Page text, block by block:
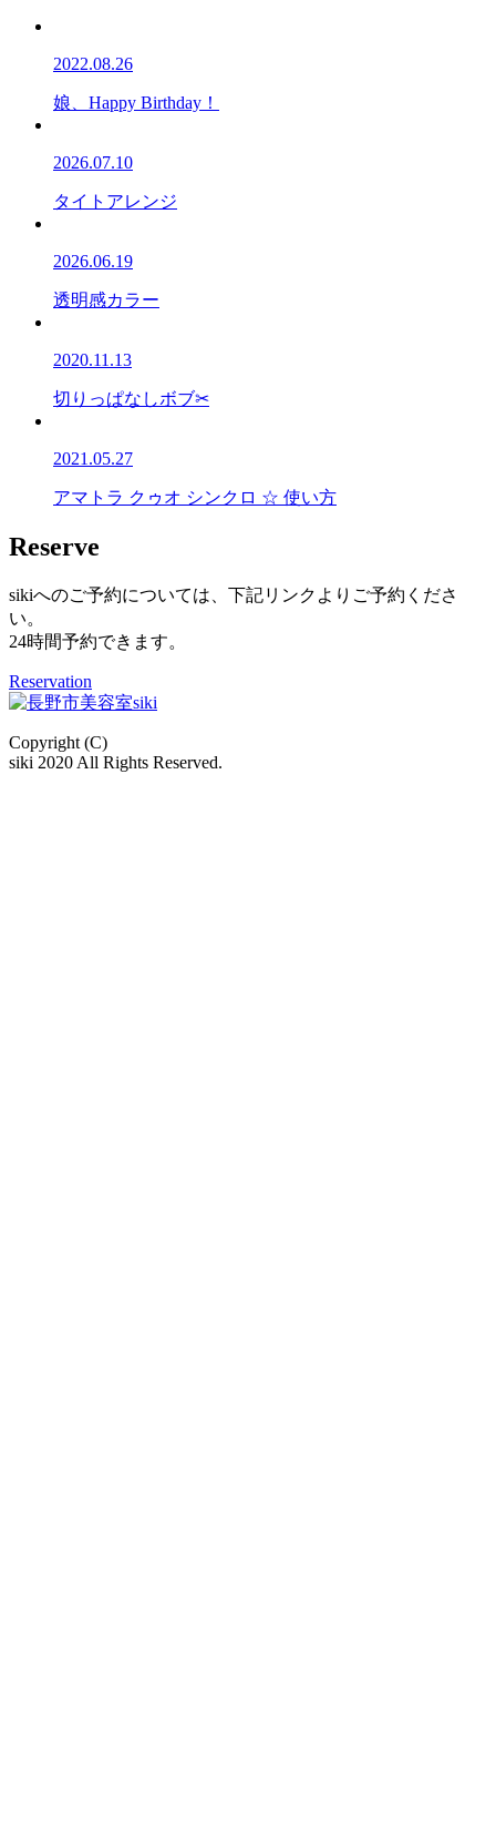
2022.08.26
娘、Happy Birthday！
2026.07.10
タイトアレンジ
2026.06.19
透明感カラー
2020.11.13
切りっぱなしボブ✂
2021.05.27
アマトラ クゥオ シンクロ ☆ 使い方
Reserve
sikiへのご予約については、下記リンクよりご予約くださ
い。
24時間予約できます。
Reservation
Copyright (C)
siki 2020 All Rights Reserved.